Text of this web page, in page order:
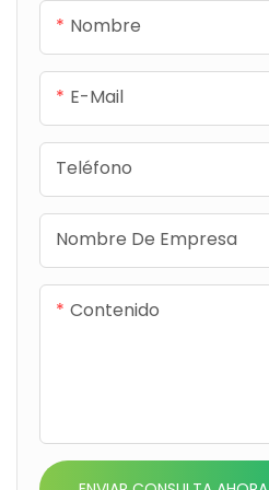
Nombre
E-Mail
Teléfono
Nombre De Empresa
Contenido